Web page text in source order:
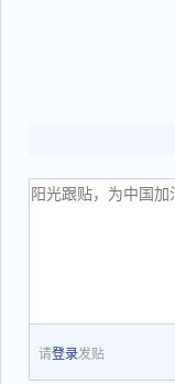
请登录发贴